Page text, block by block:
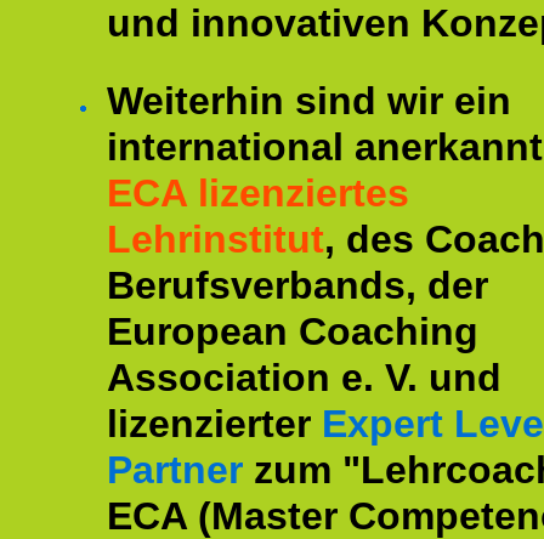
und innovativen
Weiterhin sind wir ein
international
ECA lizenziertes
Lehrinstitut, des
Berufsverbands, der
European Coaching
Association e. V. und
lizenzierter Expert
Partner zum
ECA (Master